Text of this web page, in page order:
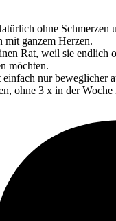
ohne Schmerzen
mit ganzem Herzen.
Rat, weil sie endlich
möchten.
nur beweglicher
ohne 3 x in der Woche